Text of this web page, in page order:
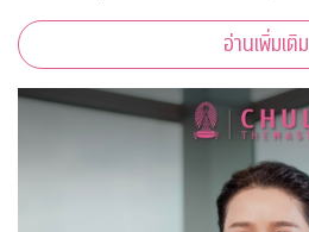
อ่านเพิ่มเติม